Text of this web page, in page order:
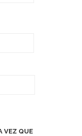
VEZ QUE